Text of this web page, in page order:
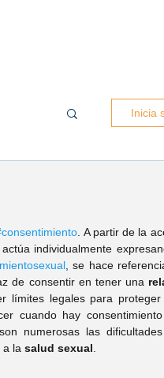
Inicia
. A partir de la
, se hace
de consentir en tener una
límites legales para
cuando hay
numerosas las
a la salud sexual